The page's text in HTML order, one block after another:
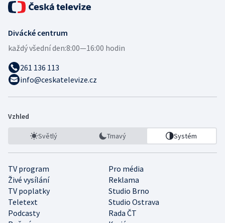
Divácké centrum
každý všední den:8:00—16:00 hodin
261 136 113
info@ceskatelevize.cz
Vzhled
Světlý Tmavý Systém
TV program
Pro média
Živé vysílání
Reklama
TV poplatky
Studio Brno
Teletext
Studio Ostrava
Podcasty
Rada ČT